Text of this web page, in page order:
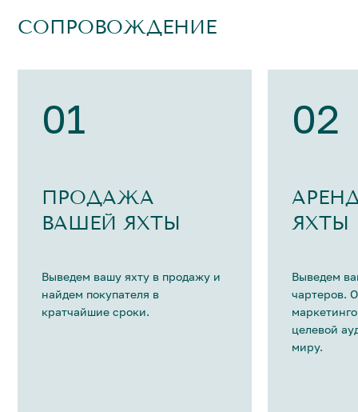
СОПРОВОЖДЕНИЕ
01
ПРОДАЖА
ВАШЕЙ ЯХТЫ
Выведем вашу яхту в продажу и
найдем покупателя в
кратчайшие сроки.
02
ЯХТЫ
Выведем
чартеров.
целевой
миру.